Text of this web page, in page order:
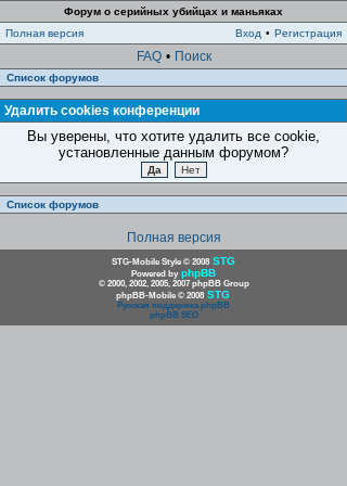
Форум о серийных убийцах и маньяках
Полная версия
Вход • Регистрация
FAQ • Поиск
Список форумов
Удалить cookies конференции
Вы уверены, что хотите удалить все cookie,
установленные данным форумом?
Список форумов
Полная версия
STG-Mobile Style © 2008 STG
Powered by phpBB
© 2000, 2002, 2005, 2007 phpBB Group
phpBB-Mobile © 2008 STG
Русская поддержка phpBB
phpBB SEO